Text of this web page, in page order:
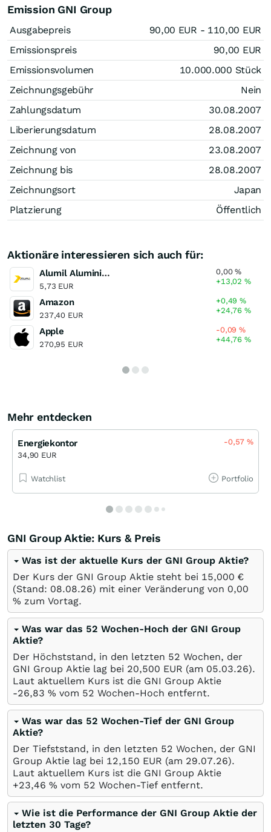
Emission GNI Group
Ausgabepreis 90,00 EUR - 110,00 EUR
Emissionspreis
90,00 EUR
Emissionsvolumen
10.000.000 Stück
Zeichnungsgebühr
Nein
Zahlungsdatum
30.08.2007
Liberierungsdatum
28.08.2007
Zeichnung von
23.08.2007
Zeichnung bis
28.08.2007
Zeichnungsort
Japan
Platzierung
Öffentlich
Aktionäre interessieren sich auch für:
Alumil Aluminium Industry
5,73 EUR
0,00%
+13,02%
Amazon
237,40 EUR
+0,49%
+24,76%
Apple
270,95 EUR
-0,09%
+44,76%
Mehr entdecken
Energiekontor
34,90 EUR
-0,57%
Watchlist Portfolio
GNI Group Aktie: Kurs & Preis
Was ist der aktuelle Kurs der GNI Group Aktie?
Der Kurs der GNI Group Aktie steht bei 15,000 €
(Stand: 08.08.26) mit einer Veränderung von 0,00
% zum Vortag.
Was war das 52 Wochen-Hoch der GNI Group
Aktie?
Der Höchststand, in den letzten 52 Wochen, der
GNI Group Aktie lag bei 20,500 EUR (am 05.03.26).
Laut aktuellem Kurs ist die GNI Group Aktie
-26,83 % vom 52 Wochen-Hoch entfernt.
Was war das 52 Wochen-Tief der GNI Group
Aktie?
Der Tiefststand, in den letzten 52 Wochen, der GNI
Group Aktie lag bei 12,150 EUR (am 29.07.26).
Laut aktuellem Kurs ist die GNI Group Aktie
+23,46 % vom 52 Wochen-Tief entfernt.
Wie ist die Performance der GNI Group Aktie der
letzten 30 Tage?